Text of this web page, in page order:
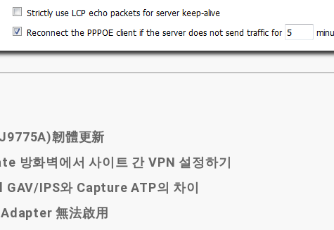
J9775A)韌體更新
방화벽에서 사이트 간 VPN 설정하기
GAV/IPS와 Capture ATP의 차이
無法啟用